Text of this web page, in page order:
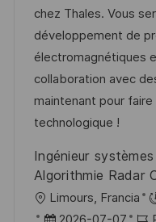
c
i
ó
n
a
d
e
p
u
b
i
c
e
m
p
l
e
chez Thales. Vous
développement de
électromagnétiques
collaboration avec
maintenant pour
technologique !
Ingénieur
Algorithmie Radar
U
b
Limours, Francia
F
I